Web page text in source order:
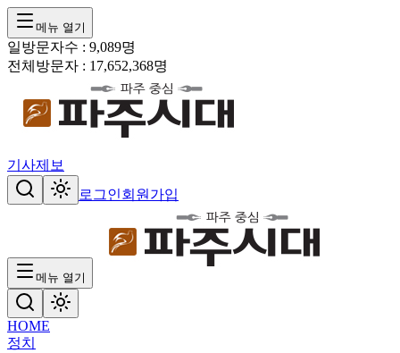
메뉴 열기
일방문자수 : 9,089명
전체방문자 : 17,652,368명
기사제보
로그인회원가입
메뉴 열기
HOME
정치